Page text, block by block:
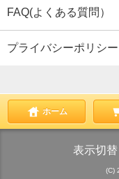
FAQ(よくある質問）
プライバシーポリシー
ホーム
表示切替
(C)